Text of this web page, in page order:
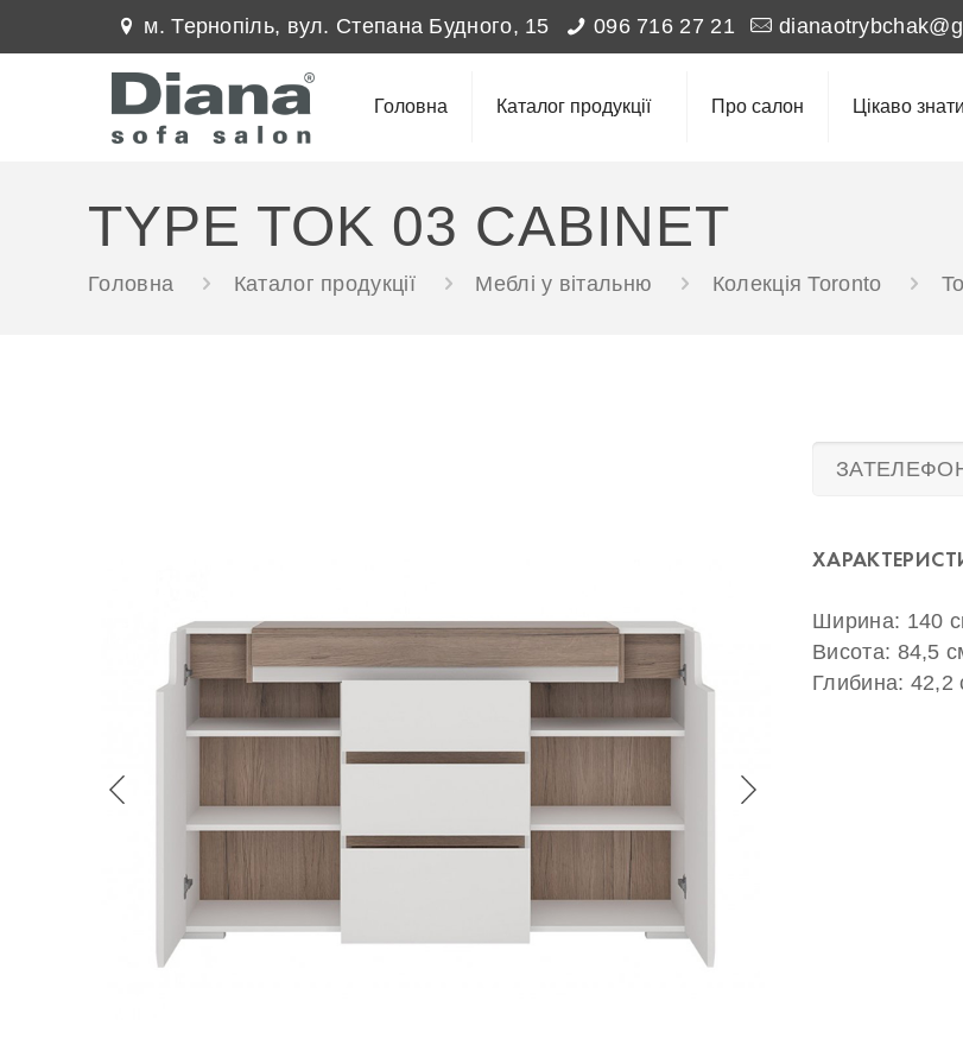
м. Тернопіль, вул. Степана Будного, 15 096 716 27 21
Головна Каталог продукції Про салон Цікаво знати
TYPE TOK 03 CABINET
Головна Каталог продукції Меблі у вітальню Колекція Toronto
Ширина: 140
Висота: 84,5
Глибина: 42,2